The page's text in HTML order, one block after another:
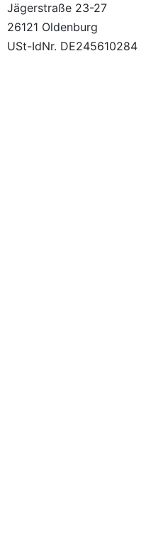
Jägerstraße 23-27
26121 Oldenburg
USt-IdNr. DE245610284